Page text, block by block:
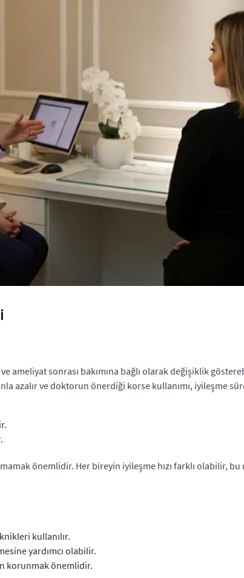
ameliyat sonrası bakımına bağlı olarak değişiklik
azalır ve doktorun önerdiği korse kullanımı, iyileşme
önemlidir. Her bireyin iyileşme hızı farklı olabilir,
kullanılır.
yardımcı olabilir.
korunmak önemlidir.